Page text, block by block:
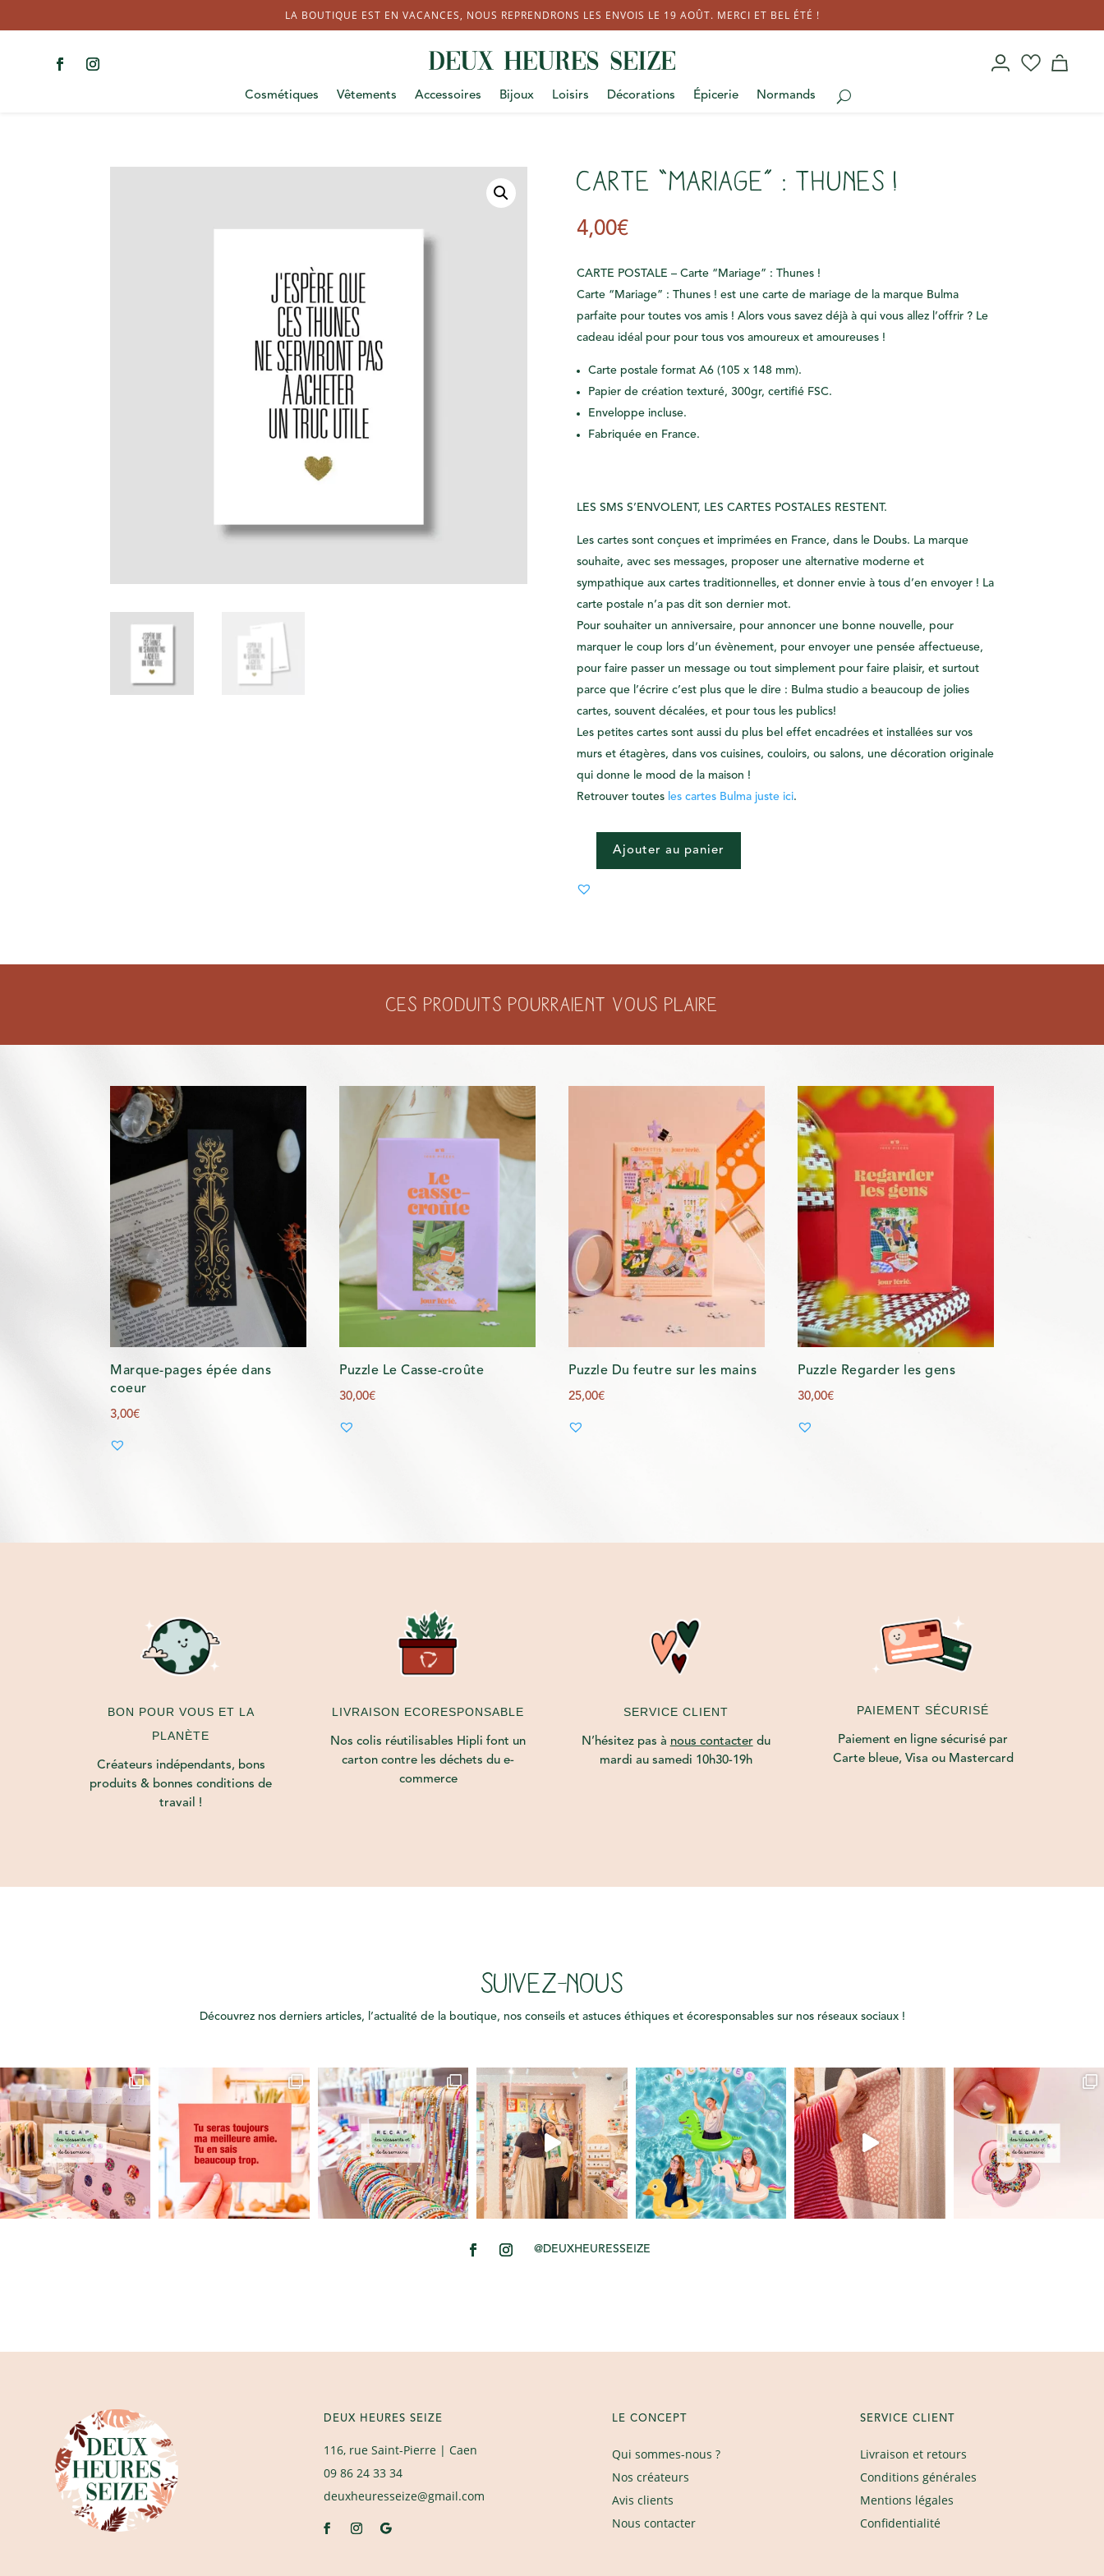
LA BOUTIQUE EST EN VACANCES, NOUS REPRENDRONS LES ENVOIS LE 19 AOÛT. MERCI ET BEL ÉTÉ !
Cosmétiques Vêtements Accessoires Bijoux Loisirs Décorations Épicerie Normands
Carte “Mariage” : Thunes !
4,00€
CARTE POSTALE – Carte “Mariage” : Thunes !
Carte “Mariage” : Thunes ! est une carte de mariage de la marque Bulma
parfaite pour toutes vos amis ! Alors vous savez déjà à qui vous allez l’offrir ? Le
cadeau idéal pour pour tous vos amoureux et amoureuses !
Carte postale format A6 (105 x 148 mm).
Papier de création texturé, 300gr, certifié FSC.
Enveloppe incluse.
Fabriquée en France.
LES SMS S’ENVOLENT, LES CARTES POSTALES RESTENT.
Les cartes sont conçues et imprimées en France, dans le Doubs. La marque
souhaite, avec ses messages, proposer une alternative moderne et
sympathique aux cartes traditionnelles, et donner envie à tous d’en envoyer ! La
carte postale n’a pas dit son dernier mot.
Pour souhaiter un anniversaire, pour annoncer une bonne nouvelle, pour
marquer le coup lors d’un évènement, pour envoyer une pensée affectueuse,
pour faire passer un message ou tout simplement pour faire plaisir, et surtout
parce que l’écrire c’est plus que le dire : Bulma studio a beaucoup de jolies
cartes, souvent décalées, et pour tous les publics!
Les petites cartes sont aussi du plus bel effet encadrées et installées sur vos
murs et étagères, dans vos cuisines, couloirs, ou salons, une décoration originale
qui donne le mood de la maison !
Retrouver toutes les cartes Bulma juste ici.
QUANTITÉ
CARTE
Ajouter au panier
Ces produits pourraient vous plaire
Marque-pages épée dans
coeur
3,00€
Puzzle Le Casse-croûte
30,00€
Puzzle Du feutre sur les mains
25,00€
Puzzle Regarder les gens
30,00€
BON POUR VOUS ET LA
PLANÈTE
Créateurs indépendants, bons
produits & bonnes conditions de
travail !
LIVRAISON ECORESPONSABLE
Nos colis réutilisables Hipli font un
carton contre les déchets du e-
commerce
SERVICE CLIENT
N’hésitez pas à nous contacter du
mardi au samedi 10h30-19h
PAIEMENT SÉCURISÉ
Paiement en ligne sécurisé par
Carte bleue, Visa ou Mastercard
SUIVEZ-NOUS
Découvrez nos derniers articles, l’actualité de la boutique, nos conseils et astuces éthiques et écoresponsables sur nos réseaux sociaux !
@DEUXHEURESSEIZE
DEUX HEURES SEIZE
116, rue Saint-Pierre| Caen
09 86 24 33 34
deuxheuresseize@gmail.com
LE CONCEPT
Qui sommes-nous ?
Nos créateurs
Avis clients
Nous contacter
SERVICE CLIENT
Livraison et retours
Conditions générales
Mentions légales
Confidentialité